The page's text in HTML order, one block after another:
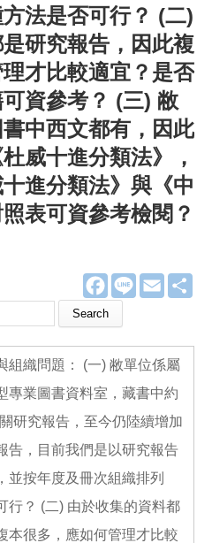
法是否可行？ (二)
研究報告，因此複
才比較適宜？是否
資參考？ (三) 敝
中西文都有，因此
威十進分類法》，
進分類法》與《中
表可資參考檢閱？
F
a
e
o
o
L
E
m
組織問題： (一) 敝單位係屬
專業圖書資料室，藏書中約
研究報告，至今仍陸續增加
告，目前我們是以研究報告
並按年度及冊次組織排列
行？ (二) 由於收集的資料都
本很多，應如何管理才比較